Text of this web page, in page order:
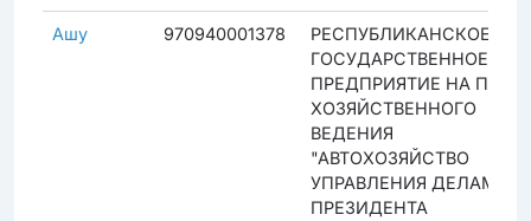
Ашу 970940001378
РЕСПУБЛИКАНСКОЕ
ГОСУДАРСТВЕННОЕ
ПРЕДПРИЯТИЕ НА ПРАВЕ
ХОЗЯЙСТВЕННОГО
ВЕДЕНИЯ
"АВТОХОЗЯЙСТВО
УПРАВЛЕНИЯ ДЕЛАМИ
ПРЕЗИДЕНТА